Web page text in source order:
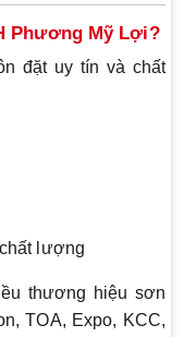
Phương Mỹ Lợi?
đặt uy tín và chất
lượng
thương hiệu sơn
TOA, Expo, KCC,